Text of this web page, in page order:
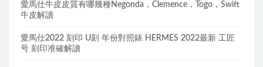
愛馬仕牛皮皮質有哪幾種Negonda，Clemence，Togo，Swift
牛皮解讀
愛馬仕2022 刻印 U刻 年份對照錶 HERMES 2022最新 工匠
号 刻印准確解讀